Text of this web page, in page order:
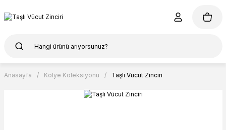
Anasayfa Kolye Koleksiyonu Taşlı Vücut Zinciri